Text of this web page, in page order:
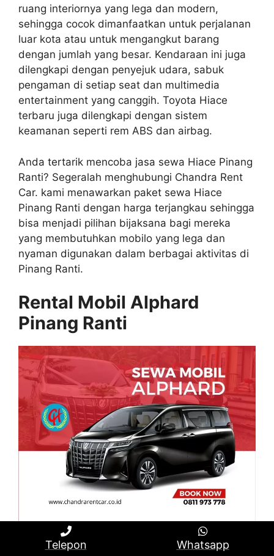
ruang interiornya yang lega dan modern,
sehingga cocok dimanfaatkan untuk perjalanan
luar kota atau untuk mengangkut barang
dengan jumlah yang besar. Kendaraan ini juga
dilengkapi dengan penyejuk udara, sabuk
pengaman di setiap seat dan multimedia
entertainment yang canggih. Toyota Hiace
terbaru juga dilengkapi dengan sistem
keamanan seperti rem ABS dan airbag.
Anda tertarik mencoba jasa sewa Hiace Pinang
Ranti? Segeralah menghubungi Chandra Rent
Car. kami menawarkan paket sewa Hiace
Pinang Ranti dengan harga terjangkau sehingga
bisa menjadi pilihan bijaksana bagi mereka
yang membutuhkan mobilo yang lega dan
nyaman digunakan dalam berbagai aktivitas di
Pinang Ranti.
Rental Mobil Alphard
Pinang Ranti
Rental Mobil Alphard Pinang Ranti merupakan
Telepon Whatsapp